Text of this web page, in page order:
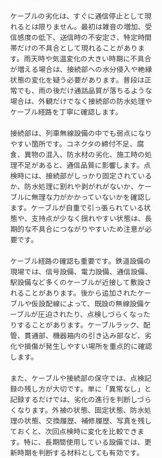
ケーブルの劣化は、すぐに通信停止として現
れるとは限りません。最初は雑音の増加、受
信感度の低下、送信時の不安定さ、特定時間
帯だけの不具合として現れることがありま
す。雨天時や気温変化の大きい時期に不具合
が増える場合は、接続部への水分侵入や絶縁
状態の変化を疑う必要があります。普段は正
常でも、雨の後だけ通話品質が落ちるような
場合は、外観だけでなく接続部の防水処理や
ケーブル経路を丁寧に確認します。
接続部は、列車無線設備の中でも弱点になり
やすい箇所です。コネクタの締付不足、腐
食、異物の混入、防水材の劣化、施工時の処
理不足があると、通信品質に影響します。点
検時には、接続部がしっかり固定されている
か、防水処理に割れや剥がれがないか、ケー
ブルに無理な力がかかっていないかを確認し
ます。ケーブルが自重で引っ張られている状
態や、支持点が少なく揺れやすい状態は、長
期的な不具合につながりやすいため注意が必
要です。
ケーブル経路の確認も重要です。鉄道設備の
現場では、信号設備、電力設備、通信設備、
駅設備など多くのケーブルが近接して敷設さ
れることがあります。後から追加されたケー
ブルや仮設配線によって、既設の無線設備ケ
ーブルが圧迫されたり、点検しづらくなった
りすることがあります。ケーブルラック、配
管、貫通部、機器箱内の引き込み部など、劣
化や損傷が発生しやすい場所を重点的に確認
します。
また、ケーブルや接続部の保守では、点検記
録の残し方が大切です。単に「異常なし」と
記録するだけでは、劣化の進行を判断しづら
くなります。外被の状態、固定状態、防水処
理の状態、交換履歴、補修履歴、写真を残し
ておくと、次回点検時に変化を比較できま
す。特に、長期間使用している設備では、更
新時期を判断する材料としても有効です。